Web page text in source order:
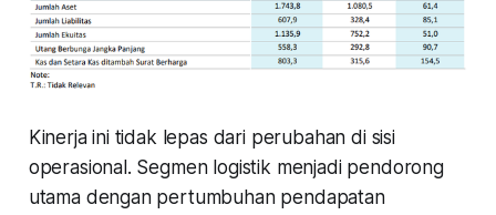
Kinerja ini tidak lepas dari perubahan di sisi
operasional. Segmen logistik menjadi pendorong
utama dengan pertumbuhan pendapatan